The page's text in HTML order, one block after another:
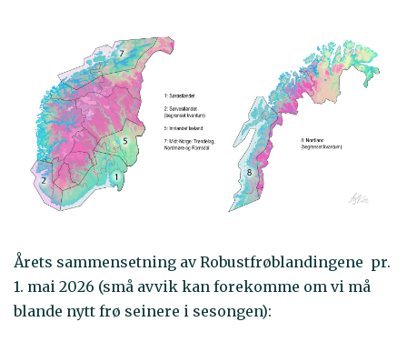
Årets sammensetning av Robustfrøblandingene pr.
1. mai 2026 (små avvik kan forekomme om vi må
blande nytt frø seinere i sesongen):